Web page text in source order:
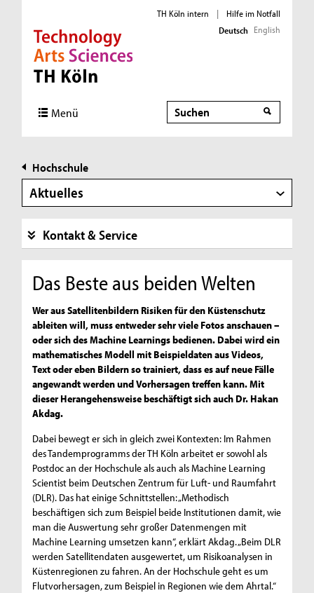
Direkt zur Hauptnavigation
Direkt zur Subnavigation
Direkt zum Inhalt
Direkt zum Fußbereich
TH Köln intern |
Hilfe im Notfall
Deutsch English
Menü Suche
Hochschule
Aktuelles
Kontakt & Service
Das Beste aus beiden Welten
Wer aus Satellitenbildern Risiken für den Küstenschutz
ableiten will, muss entweder sehr viele Fotos anschauen –
oder sich des Machine Learnings bedienen. Dabei wird ein
mathematisches Modell mit Beispieldaten aus Videos,
Text oder eben Bildern so trainiert, dass es auf neue Fälle
angewandt werden und Vorhersagen treffen kann. Mit
dieser Herangehensweise beschäftigt sich auch Dr. Hakan
Akdag.
Dabei bewegt er sich in gleich zwei Kontexten: Im Rahmen
des Tandemprogramms der TH Köln arbeitet er sowohl als
Postdoc an der Hochschule als auch als Machine Learning
Scientist beim Deutschen Zentrum für Luft- und Raumfahrt
(DLR). Das hat einige Schnittstellen: „Methodisch
beschäftigen sich zum Beispiel beide Institutionen damit, wie
man die Auswertung sehr großer Datenmengen mit
Machine Learning umsetzen kann“, erklärt Akdag. „Beim DLR
werden Satellitendaten ausgewertet, um Risikoanalysen in
Küstenregionen zu fahren. An der Hochschule geht es um
Flutvorhersagen, zum Beispiel in Regionen wie dem Ahrtal.“